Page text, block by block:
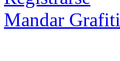
Mandar Grafiti